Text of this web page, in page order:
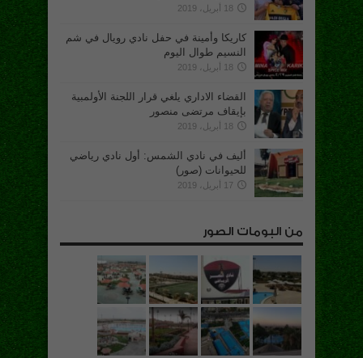
18 أبريل، 2019
كاريكا وأمينة في حفل نادي رويال في شم
النسيم طوال اليوم
18 أبريل، 2019
القضاء الاداري يلغي قرار اللجنة الأولمبية
بإيقاف مرتضى منصور
18 أبريل، 2019
أليف في نادي الشمس: أول نادي رياضي
للحيوانات (صور)
17 أبريل، 2019
من البومات الصور